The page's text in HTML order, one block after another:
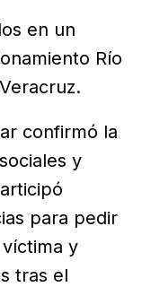
en un
Río
confirmó la
y
para pedir
y
tras el